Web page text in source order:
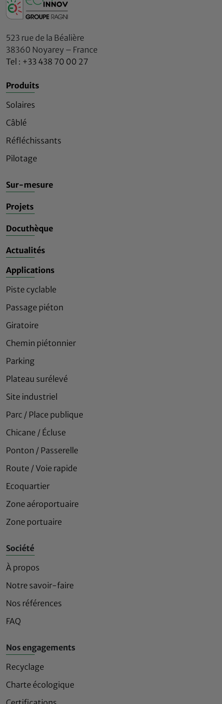
523 rue de la Béalière
38360 Noyarey – France
Tel : +33 438 70 00 27
Produits
Solaires
Câblé
Réfléchissants
Pilotage
Sur-mesure
Projets
Docuthèque
Actualités
Applications
Piste cyclable
Passage piéton
Giratoire
Chemin piétonnier
Parking
Plateau surélevé
Site industriel
Parc / Place publique
Chicane / Écluse
Ponton / Passerelle
Route / Voie rapide
Ecoquartier
Zone aéroportuaire
Zone portuaire
Société
À propos
Notre savoir-faire
Nos références
FAQ
Nos engagements
Recyclage
Charte écologique